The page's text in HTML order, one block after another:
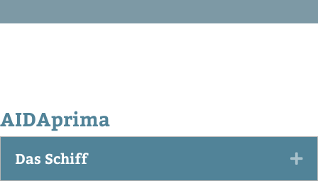
AIDAprima
Das Schiff